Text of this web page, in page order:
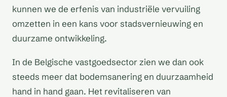
kunnen we de erfenis van industriële vervuiling
omzetten in een kans voor stadsvernieuwing en
duurzame ontwikkeling.
In de Belgische vastgoedsector zien we dan ook
steeds meer dat bodemsanering en duurzaamheid
hand in hand gaan. Het revitaliseren van